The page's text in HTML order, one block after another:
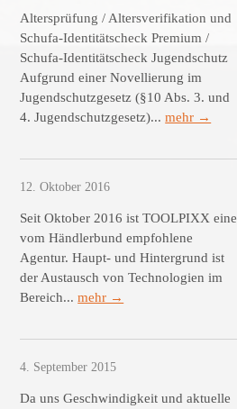
Altersprüfung / Altersverifikation und
Schufa-Identitätscheck Premium /
Schufa-Identitätscheck Jugendschutz
Aufgrund einer Novellierung im
Jugendschutzgesetz (§10 Abs. 3. und
4. Jugendschutzgesetz)...mehr →
12. Oktober 2016
Seit Oktober 2016 ist TOOLPIXX eine
vom Händlerbund empfohlene
Agentur. Haupt- und Hintergrund ist
der Austausch von Technologien im
Bereich...mehr →
4. September 2015
Da uns Geschwindigkeit und aktuelle